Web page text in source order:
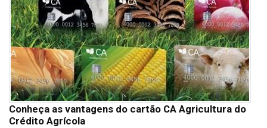
Conheça as vantagens do cartão CA Agricultura do
Crédito Agrícola